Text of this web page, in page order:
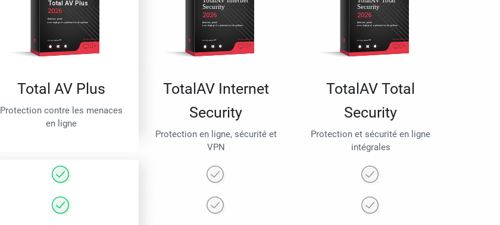
Total AV Plus
Protection contre les menaces
en ligne
TotalAV Internet
Security
Protection en ligne, sécurité et
VPN
TotalAV Total
Security
Protection et sécurité en ligne
intégrales